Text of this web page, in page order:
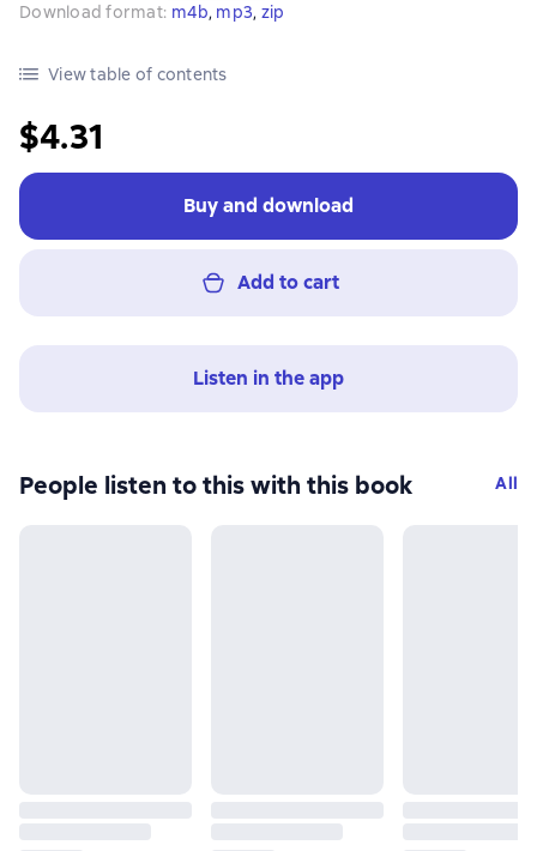
Download format: m4b, mp3, zip
View table of contents
$4.31
Buy and download
Add to cart
Listen in the app
People listen to this with this book All